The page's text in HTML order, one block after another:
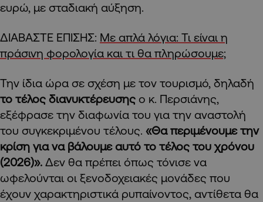
ευρώ, με σταδιακή αύξηση.
ΔΙΑΒΑΣΤΕ ΕΠΙΣΗΣ: Με απλά λόγια: Τι είναι η
πράσινη φορολογία και τι θα πληρώσουμε;
Την ίδια ώρα σε σχέση με τον τουρισμό, δηλαδή
το τέλος διανυκτέρευσης ο κ. Περσιάνης,
εξέφρασε την διαφωνία του για την αναστολή
του συγκεκριμένου τέλους. «Θα περιμένουμε την
κρίση για να βάλουμε αυτό το τέλος του χρόνου
(2026)». Δεν θα πρέπει όπως τόνισε να
ωφελούνται οι ξενοδοχειακές μονάδες που
έχουν χαρακτηριστικά ρυπαίνοντος, αντίθετα θα